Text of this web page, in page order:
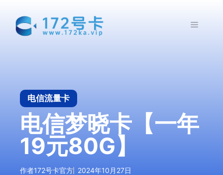
菜
电信流量卡
电信梦晓卡【一年
19元80G】
作者172号卡官方 2024年10月27日